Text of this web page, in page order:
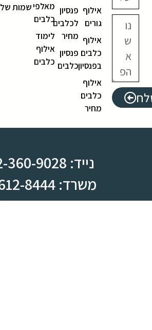
אילוף
גורים
אילוף
כלבים
בפנסיון
אילוף
כלבים
מחיר
פנסיון
לכלבים
מחיר
פנסיון
כלבים
מאלפי
כלבים
לימוד
אילוף
כלבים
שמות של
נייד: 052-360-9028
משרד: 03-612-8444
צומת ראש העין,